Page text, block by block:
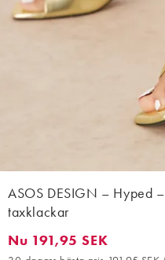
ASOS DESIGN – Hyped
taxklackar
Nu 191,95 SEK. 30-dagars
Nu 191,95 SEK